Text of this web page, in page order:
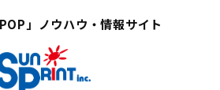
」ノウハウ・情報サイト